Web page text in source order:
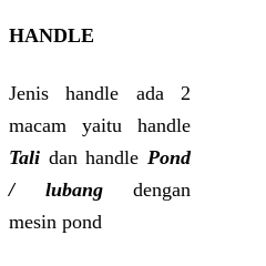
HANDLE
Jenis handle ada 2
macam yaitu handle
Tali dan handle Pond
/ lubangdengan
mesin pond